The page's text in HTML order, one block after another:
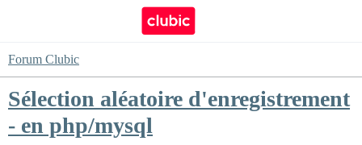
Forum Clubic
Sélection aléatoire d'enregistrement
- en php/mysql